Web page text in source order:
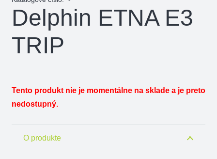
Delphin ETNA E3
TRIP
Tento produkt nie je momentálne na sklade a je preto
nedostupný.
O produkte